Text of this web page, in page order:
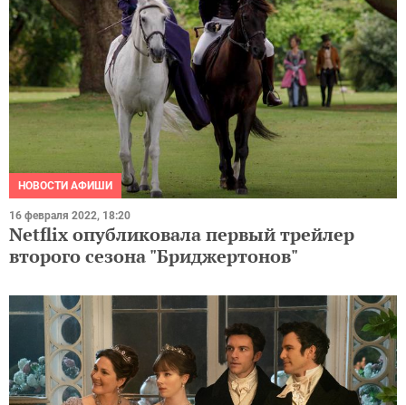
НОВОСТИ АФИШИ
16 февраля 2022, 18:20
Netflix опубликовала первый трейлер
второго сезона "Бриджертонов"